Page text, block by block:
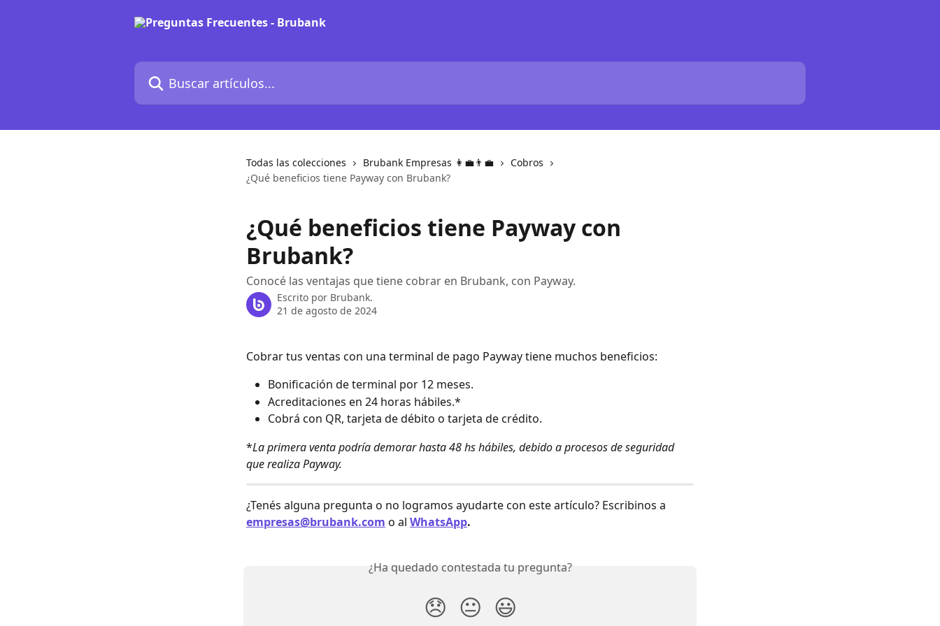
Buscar artículos...
Todas las colecciones Brubank Empresas 👩‍💼👨‍💼
Cobros
¿Qué beneficios tiene Payway con Brubank?
¿Qué beneficios tiene Payway con
Brubank?
Conocé las ventajas que tiene cobrar en Brubank, con Payway.
Escrito por Brubank.
21 de agosto de 2024
Cobrar tus ventas con una terminal de pago Payway tiene muchos beneficios:
Bonificación de terminal por 12 meses.
Acreditaciones en 24 horas hábiles.*
Cobrá con QR, tarjeta de débito o tarjeta de crédito.
*La primera venta podría demorar hasta 48 hs hábiles, debido a procesos de seguridad
que realiza Payway.
¿Tenés alguna pregunta o no logramos ayudarte con este artículo? Escribinos a
empresas@brubank.com o al WhatsApp.
¿Ha quedado contestada tu pregunta?
😞 😐 😃